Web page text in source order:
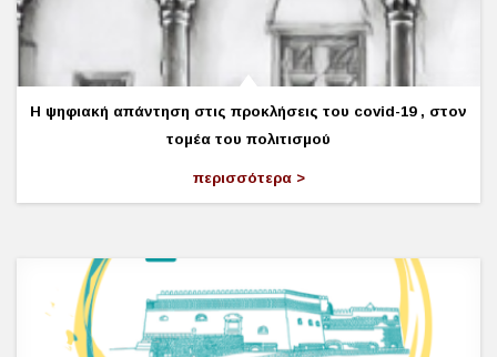
Η ψηφιακή απάντηση στις προκλήσεις του covid-19 , στον
τομέα του πολιτισμού
περισσότερα